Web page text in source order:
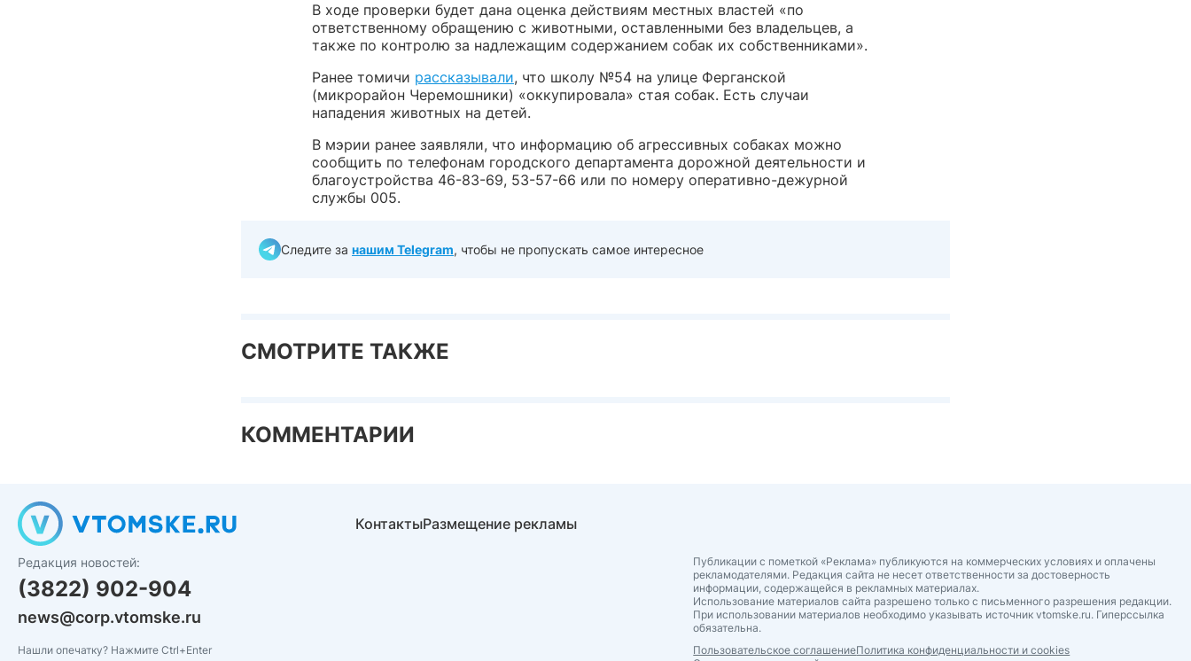
В ходе проверки будет дана оценка действиям местных властей «по
ответственному обращению с животными, оставленными без владельцев, а
также по контролю за надлежащим содержанием собак их собственниками».
Ранее томичи рассказывали, что школу №54 на улице Ферганской
(микрорайон Черемошники) «оккупировала» стая собак. Есть случаи
нападения животных на детей.
В мэрии ранее заявляли, что информацию об агрессивных собаках можно
сообщить по телефонам городского департамента дорожной деятельности и
благоустройства 46-83-69, 53-57-66 или по номеру оперативно-дежурной
службы 005.
Следите за нашим Telegram, чтобы не пропускать самое интересное
СМОТРИТЕ ТАКЖЕ
КОММЕНТАРИИ
Редакция новостей:
(3822) 902-904
news@corp.vtomske.ru
КонтактыРазмещение рекламы
Публикации с пометкой «Реклама» публикуются на коммерческих условиях и оплачены
рекламодателями. Редакция сайта не несет ответственности за достоверность
информации, содержащейся в рекламных материалах.
Использование материалов сайта разрешено только с письменного разрешения редакции.
При использовании материалов необходимо указывать источник vtomske.ru. Гиперссылка
обязательна.
Пользовательское соглашениеПолитика конфиденциальности и cookies
Нашли опечатку? Нажмите Ctrl+Enter